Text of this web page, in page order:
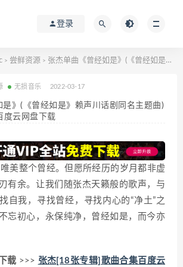
登录
> 尝鲜资源 > 张杰单曲《曾经如是》(《曾经如是》赖声川话剧同名主题曲)[FLAC无损音乐]百度云网盘下载
无损音乐 2022-03-17
是》(《曾经如是》赖声川话剧同名主题曲)
度云网盘下载
美整个曾经。但愿所经历的岁月都非虚
有余。让我们随张杰天籁般的歌声，与
自我，寻找曾经，寻找内心的“净土”之
忘初心，永保纯净，曾经如是，而今亦
载 >>> 张杰[18张专辑]歌曲合集百度云